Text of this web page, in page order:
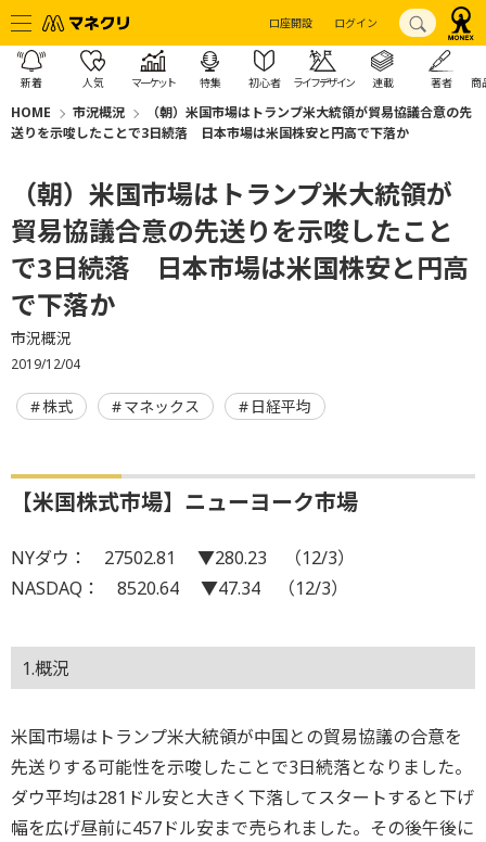
口座開設 ログイン
新着 人気 マーケット 特集 初心者 ライフデザイン 連載 著者 商
HOME 市況概況
（朝）米国市場はトランプ米大統領が貿易協議合意の先
送りを示唆したことで3日続落 日本市場は米国株安と円高で下落か
（朝）米国市場はトランプ米大統領が
貿易協議合意の先送りを示唆したこと
で3日続落 日本市場は米国株安と円高
で下落か
市況概況
2019/12/04
株式 マネックス 日経平均
【米国株式市場】ニューヨーク市場
NYダウ： 27502.81 ▼280.23 （12/3）
NASDAQ： 8520.64 ▼47.34 （12/3）
1.概況
米国市場はトランプ米大統領が中国との貿易協議の合意を
先送りする可能性を示唆したことで3日続落となりました。
ダウ平均は281ドル安と大きく下落してスタートすると下げ
幅を広げ昼前に457ドル安まで売られました。その後午後に